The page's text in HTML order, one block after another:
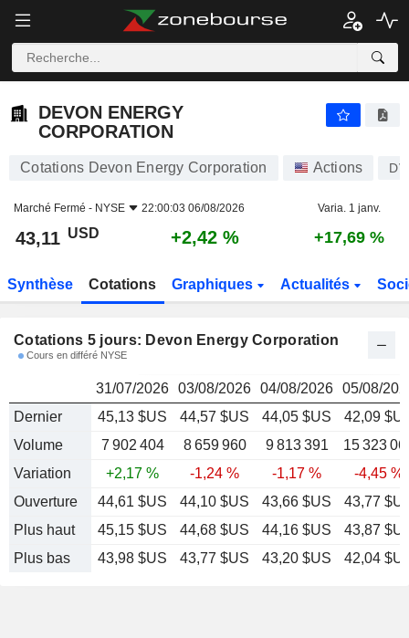
DEVON ENERGY CORPORATION 43,11
DEVON ENERGY
CORPORATION
Cotations Devon Energy Corporation Actions
Marché Fermé - NYSE 22:00:03 06/08/2026 Varia. 1 janv.
43,11 USD +2,42 % +17,69 %
Synthèse Cotations Graphiques Actualités
Cotations 5 jours: Devon Energy Corporation
Cours en différé NYSE
31/07/2026 03/08/2026 04/08/2026 05/08/
Dernier
45,13 $US 44,57 $US 44,05 $US
42,09
Volume
7 902 404 8 659 960 9 813 391
15 323
Variation
+2,17 % -1,24 % -1,17 %
-4,45 %
Ouverture
44,61 $US 44,10 $US 43,66 $US
43,77
Plus haut
45,15 $US 44,68 $US 44,16 $US
43,87
Plus bas
43,98 $US 43,77 $US 43,20 $US 42,04